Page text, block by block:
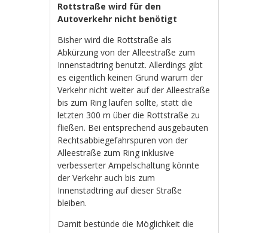
Rottstraße wird für den
Autoverkehr nicht benötigt
Bisher wird die Rottstraße als
Abkürzung von der Alleestraße zum
Innenstadtring benutzt. Allerdings gibt
es eigentlich keinen Grund warum der
Verkehr nicht weiter auf der Alleestraße
bis zum Ring laufen sollte, statt die
letzten 300 m über die Rottstraße zu
fließen. Bei entsprechend ausgebauten
Rechtsabbiegefahrspuren von der
Alleestraße zum Ring inklusive
verbesserter Ampelschaltung könnte
der Verkehr auch bis zum
Innenstadtring auf dieser Straße
bleiben.
Damit bestünde die Möglichkeit die